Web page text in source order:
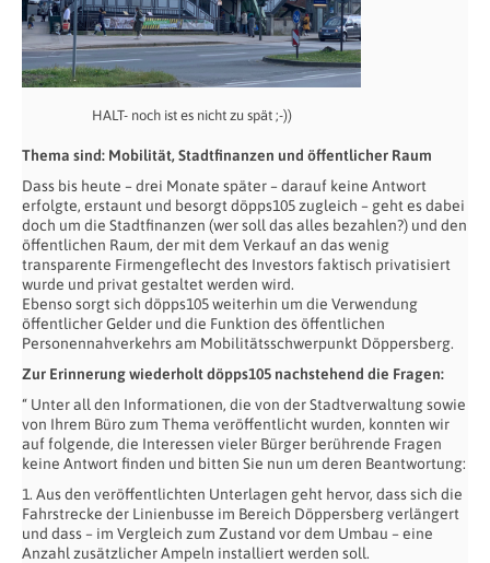
HALT- noch ist es nicht zu spät ;-))
Thema sind: Mobilität, Stadtfinanzen und öffentlicher Raum
Dass bis heute – drei Monate später – darauf keine Antwort
erfolgte, erstaunt und besorgt döpps105 zugleich – geht es dabei
doch um die Stadtfinanzen (wer soll das alles bezahlen?) und den
öffentlichen Raum, der mit dem Verkauf an das wenig
transparente Firmengeflecht des Investors faktisch privatisiert
wurde und privat gestaltet werden wird.
Ebenso sorgt sich döpps105 weiterhin um die Verwendung
öffentlicher Gelder und die Funktion des öffentlichen
Personennahverkehrs am Mobilitätsschwerpunkt Döppersberg.
Zur Erinnerung wiederholt döpps105 nachstehend die Fragen:
“ Unter all den Informationen, die von der Stadtverwaltung sowie
von Ihrem Büro zum Thema veröffentlicht wurden, konnten wir
auf folgende, die Interessen vieler Bürger berührende Fragen
keine Antwort finden und bitten Sie nun um deren Beantwortung:
1. Aus den veröffentlichten Unterlagen geht hervor, dass sich die
Fahrstrecke der Linienbusse im Bereich Döppersberg verlängert
und dass – im Vergleich zum Zustand vor dem Umbau – eine
Anzahl zusätzlicher Ampeln installiert werden soll.